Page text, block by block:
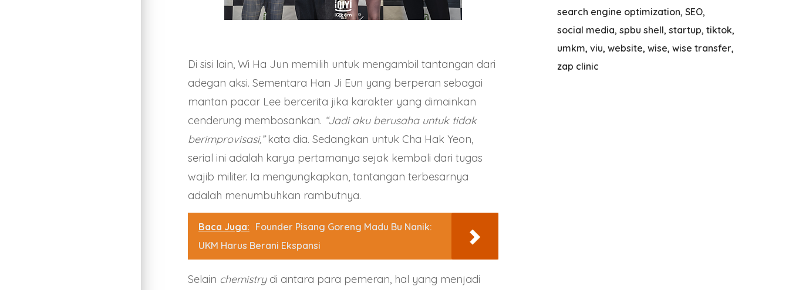
Di sisi lain, Wi Ha Jun memilih untuk mengambil tantangan dari
adegan aksi. Sementara Han Ji Eun yang berperan sebagai
mantan pacar Lee bercerita jika karakter yang dimainkan
cenderung membosankan. “Jadi aku berusaha untuk tidak
berimprovisasi,”kata dia. Sedangkan untuk Cha Hak Yeon,
serial ini adalah karya pertamanya sejak kembali dari tugas
wajib militer. Ia mengungkapkan, tantangan terbesarnya
adalah menumbuhkan rambutnya.
Baca Juga: Founder Pisang Goreng Madu Bu Nanik:
UKM Harus Berani Ekspansi
Selain chemistrydi antara para pemeran, hal yang menjadi
search engine optimization SEO
social media spbu shell startup tiktok
umkm viu website wise wise transfer
zap clinic